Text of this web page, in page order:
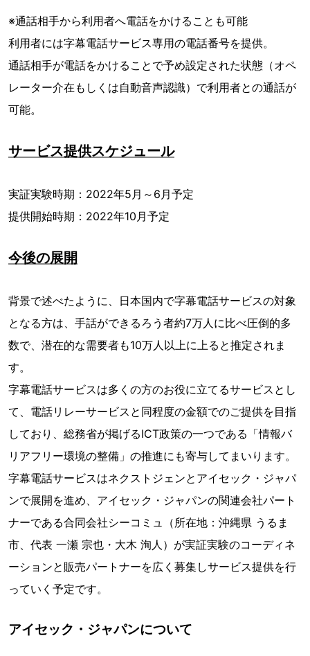
※通話相手から利用者へ電話をかけることも可能
利用者には字幕電話サービス専用の電話番号を提供。
通話相手が電話をかけることで予め設定された状態（オペ
レーター介在もしくは自動音声認識）で利用者との通話が
可能。
サービス提供スケジュール
実証実験時期：2022年5月～6月予定
提供開始時期：2022年10月予定
今後の展開
背景で述べたように、日本国内で字幕電話サービスの対象
となる方は、手話ができるろう者約7万人に比べ圧倒的多
数で、潜在的な需要者も10万人以上に上ると推定されま
す。
字幕電話サービスは多くの方のお役に立てるサービスとし
て、電話リレーサービスと同程度の金額でのご提供を目指
しており、総務省が掲げるICT政策の一つである「情報バ
リアフリー環境の整備」の推進にも寄与してまいります。
字幕電話サービスはネクストジェンとアイセック・ジャパ
ンで展開を進め、アイセック・ジャパンの関連会社パート
ナーである合同会社シーコミュ（所在地：沖縄県 うるま
市、代表 一瀬 宗也・大木 洵人）が実証実験のコーディネ
ーションと販売パートナーを広く募集しサービス提供を行
っていく予定です。
アイセック・ジャパンについて